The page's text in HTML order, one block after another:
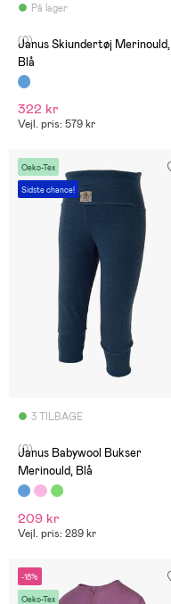
På lager
(0)
Janus Skiundertøj Merinould,
Blå
322 kr
Vejl. pris: 579 kr
Oeko-Tex
Sidste chance!
3 TILBAGE
(0)
Janus Babywool Bukser
Merinould, Blå
209 kr
Vejl. pris: 289 kr
-18%
Oeko-Tex